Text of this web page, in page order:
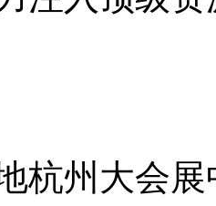
杭州大会